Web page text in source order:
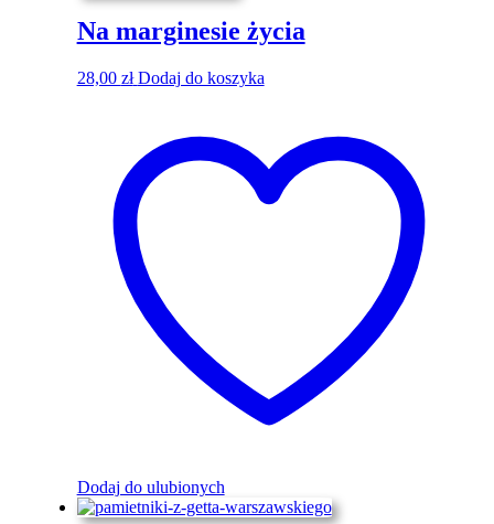
Na marginesie życia
28,00 zł Dodaj do koszyka
Dodaj do ulubionych